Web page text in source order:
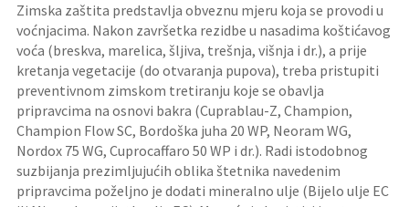
Zimska zaštita predstavlja obveznu mjeru koja se provodi u
voćnjacima. Nakon završetka rezidbe u nasadima koštićavog
voća (breskva, marelica, šljiva, trešnja, višnja i dr.), a prije
kretanja vegetacije (do otvaranja pupova), treba pristupiti
preventivnom zimskom tretiranju koje se obavlja
pripravcima na osnovi bakra (Cuprablau-Z, Champion,
Champion Flow SC, Bordoška juha 20 WP, Neoram WG,
Nordox 75 WG, Cuprocaffaro 50 WP i dr.). Radi istodobnog
suzbijanja prezimljujućih oblika štetnika navedenim
pripravcima poželjno je dodati mineralno ulje (Bijelo ulje EC